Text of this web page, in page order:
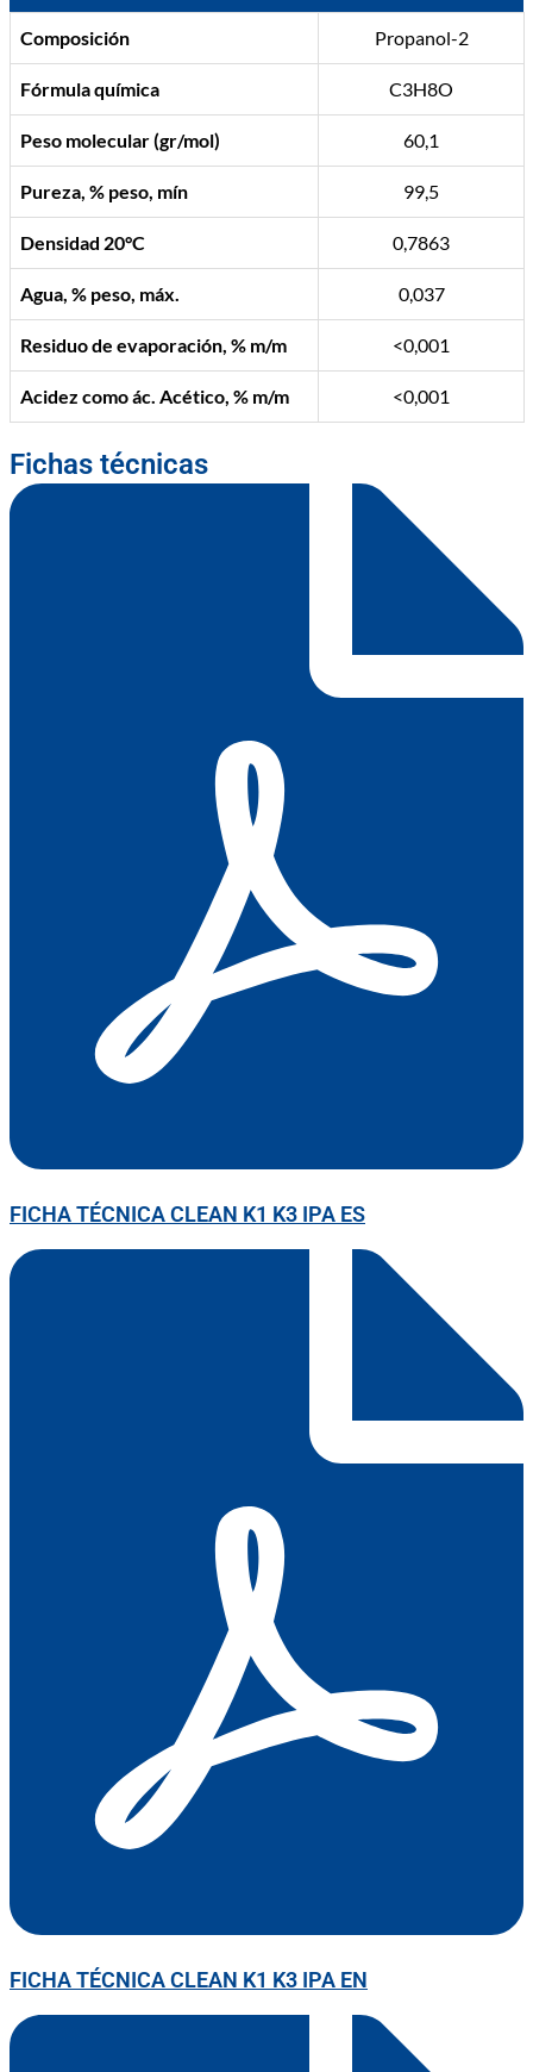
Composición Propanol-2
Fórmula química C3H8O
Peso molecular (gr/mol) 60,1
Pureza, % peso, mín 99,5
Densidad 20°C 0,7863
Agua, % peso, máx. 0,037
Residuo de evaporación, % m/m <0,001
Acidez como ác. Acético, % m/m <0,001
Fichas técnicas
FICHA TÉCNICA CLEAN K1 K3 IPA ES
FICHA TÉCNICA CLEAN K1 K3 IPA EN